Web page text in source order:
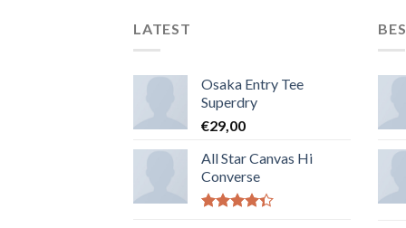
LATEST
Osaka Entry Tee
Superdry
€29,00
All Star Canvas Hi
Converse